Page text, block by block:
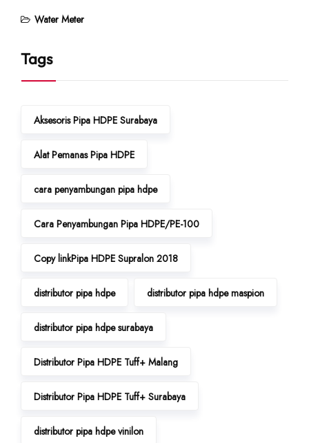
Water Meter
Tags
Aksesoris Pipa HDPE Surabaya
Alat Pemanas Pipa HDPE
cara penyambungan pipa hdpe
Cara Penyambungan Pipa HDPE/PE-100
Copy linkPipa HDPE Supralon 2018
distributor pipa hdpe distributor pipa hdpe maspion
distributor pipa hdpe surabaya
Distributor Pipa HDPE Tuff+ Malang
Distributor Pipa HDPE Tuff+ Surabaya
distributor pipa hdpe vinilon